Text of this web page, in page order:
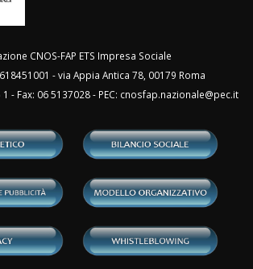
CNOS-FAP ETS Impresa Sociale
- via Appia Antica 78, 00179 Roma
- Fax: 06 5137028 - PEC: cnosfap.nazionale@pec.it